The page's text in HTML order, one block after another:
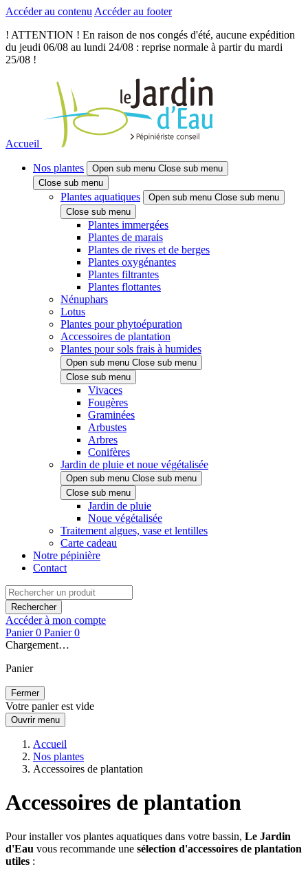
Accéder au contenu Accéder au footer
! ATTENTION ! En raison de nos congés d'été, aucune expédition
du jeudi 06/08 au lundi 24/08 : reprise normale à partir du mardi
25/08 !
Accueil
Nos plantes Open sub menu Close sub menu
Close sub menu
Plantes aquatiques Open sub menu Close sub menu
Close sub menu
Plantes immergées
Plantes de marais
Plantes de rives et de berges
Plantes oxygénantes
Plantes filtrantes
Plantes flottantes
Nénuphars
Lotus
Plantes pour phytoépuration
Accessoires de plantation
Plantes pour sols frais à humides
Open sub menu Close sub menu
Close sub menu
Vivaces
Fougères
Graminées
Arbustes
Arbres
Conifères
Jardin de pluie et noue végétalisée
Open sub menu Close sub menu
Close sub menu
Jardin de pluie
Noue végétalisée
Traitement algues, vase et lentilles
Carte cadeau
Notre pépinière
Contact
Rechercher
Accéder à mon compte
Panier 0 Panier 0
Chargement…
Panier
Fermer
Votre panier est vide
Ouvrir menu
Accueil
Nos plantes
Accessoires de plantation
Accessoires de plantation
Pour installer vos plantes aquatiques dans votre bassin, Le Jardin
d'Eau vous recommande une sélection d'accessoires de plantation
utiles :